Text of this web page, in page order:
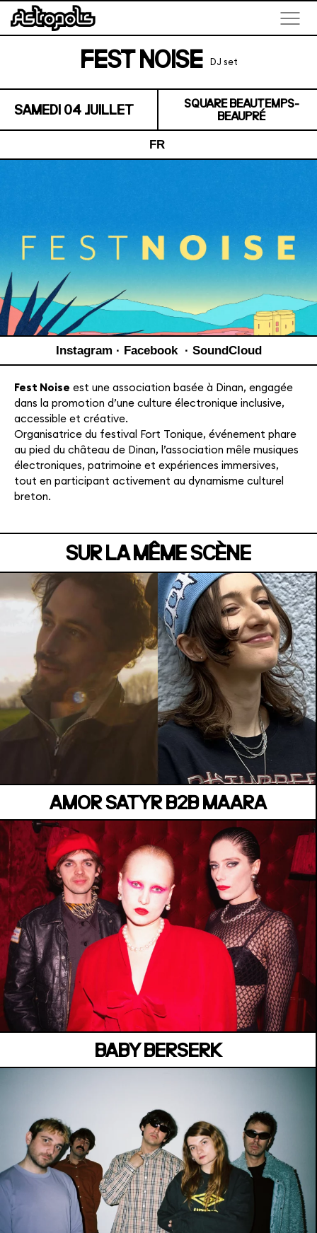
FEST NOISE DJ set
SAMEDI 04 JUILLET
SQUARE BEAUTEMPS-
BEAUPRÉ
FR
Instagram · Facebook· SoundCloud
Fest Noise est une association basée à Dinan, engagée
dans la promotion d’une culture électronique inclusive,
accessible et créative.
Organisatrice du festival Fort Tonique, événement phare
au pied du château de Dinan, l’association mêle musiques
électroniques, patrimoine et expériences immersives,
tout en participant activement au dynamisme culturel
breton.
SUR LA MÊME SCÈNE
MANOIR DE KEROUAL
Samedi 04 juillet
AMOR SATYR B2B MAARA
BELVÉDÈRE CESÁRIA ÉVORA
Jeudi 02 Juillet
BABY BERSERK
BELVÉDÈRE CESÁRIA ÉVORA
Jeudi 02 Juillet
MANOIR DE KEROUAL
Samedi 04 juillet